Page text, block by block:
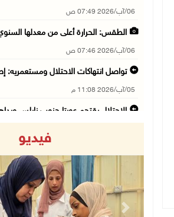
06/آب/2026 07:49 ص
الطقس: الحرارة أعلى من معدلها
06/آب/2026 07:46 ص
تواصل انتهاكات الاحتلال ومستعمريه:
05/آب/2026 11:08 م
الاحتلال يقتحم عورتا جنوب نابلس
إصابة 3 مواطنين إثر اعتداء مستعمرين عليهم في ...
05/آب/2026 10:53 م
فيديو
Next